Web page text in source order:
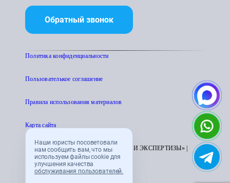
Наши юристы посоветовали
нам сообщить вам, что мы
используем файлы cookie для
улучшения качества
обслуживания пользователей.
Обратный звонок
Политика конфиденциальности
Пользователькое соглашение
Правила использования материалов
Карта сайта
© 1995 - 2026 «ЦЕНТР АТТЕСТАЦИИ И ЭКСПЕРТИЗЫ» |
CENTRATTEK.RU